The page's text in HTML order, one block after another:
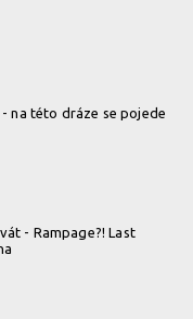
na této dráze se pojede
- Rampage?! Last